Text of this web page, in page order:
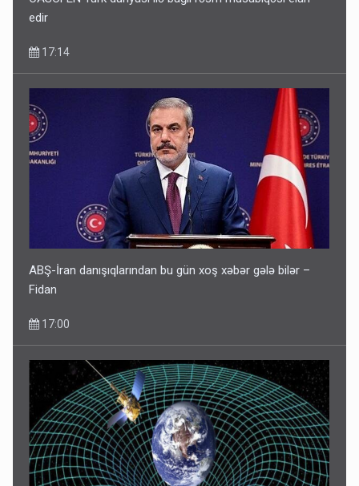
edir
17:14
ABŞ-İran danışıqlarından bu gün xoş xəbər gələ bilər –
Fidan
17:00